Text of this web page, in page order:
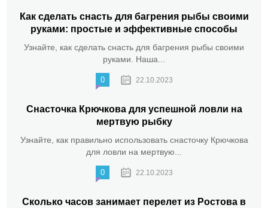
Как сделать снасть для багрения рыбы своими
руками: простые и эффективные способы
Узнайте, как сделать снасть для багрения рыбы своими
руками. Наша...
0 22.10.2023
Снасточка Крючкова для успешной ловли на
мертвую рыбку
Узнайте, как правильно использовать снасточку Крючкова
для ловли на мертвую...
0 22.10.2023
Сколько часов занимает перелет из Ростова в